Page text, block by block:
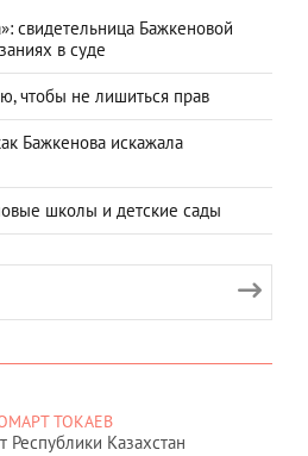
свидетельница Бажкеновой
в суде
чтобы не лишиться прав
Бажкенова искажала
школы и детские сады
ТОКАЕВ
Республики Казахстан